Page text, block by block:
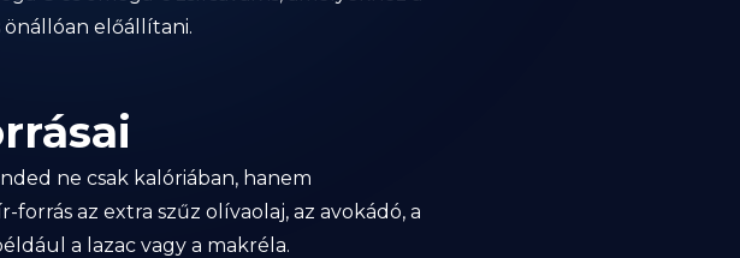
előállítani.
ne csak kalóriában, hanem
az extra szűz olívaolaj, az avokádó, a
a lazac vagy a makréla.